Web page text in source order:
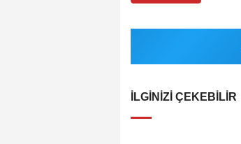
İLGINIZI ÇEKEBILIR